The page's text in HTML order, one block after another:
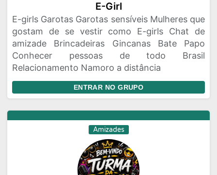
E-Girl
E-girls Garotas Garotas sensíveis Mulheres que
gostam de se vestir como E-girls Chat de
amizade Brincadeiras Gincanas Bate Papo
Conhecer pessoas de todo Brasil
Relacionamento Namoro a distância
ENTRAR NO GRUPO
Amizades